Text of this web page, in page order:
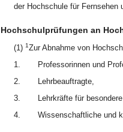
der Hochschule für Fernsehen
Hochschulprüfungen an
(1) 1Zur Abnahme von
1.
Professorinnen und
2.
Lehrbeauftragte,
3.
Lehrkräfte für
4.
Wissenschaftliche und